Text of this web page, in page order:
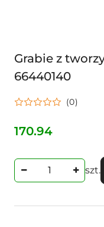
Grabie z
66440140
(0)
Cena:
170.94
szt.